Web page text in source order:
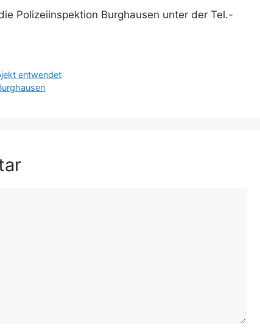
Polizeiinspektion Burghausen unter der Tel.-
entwendet